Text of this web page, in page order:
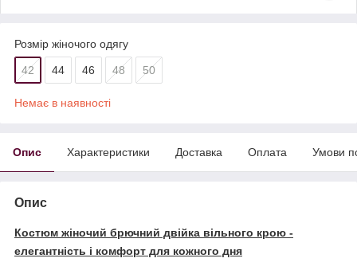
Розмір жіночого одягу
42 44 46 48 50
Немає в наявності
Опис Характеристики Доставка Оплата Умови
Опис
Костюм жіночий брючний двійка вільного крою -
елегантність і комфорт для кожного дня